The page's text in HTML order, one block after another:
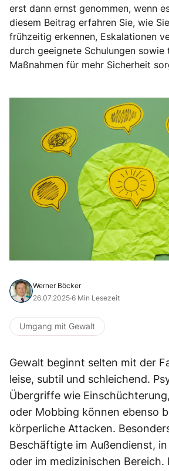
erst dann ernst genommen, wenn
diesem Beitrag erfahren Sie, wie
frühzeitig erkennen, Eskalationen
durch geeignete Schulungen sowie
Maßnahmen für mehr Sicherheit
Werner Böcker
26.07.2025·6 Min Lesezeit
Umgang mit Gewalt
Gewalt beginnt selten mit der
leise, subtil und schleichend.
Übergriffe wie
oder Mobbing können ebenso
körperliche Attacken.
Beschäftigte im Außendienst,
oder im medizinischen Bereich.